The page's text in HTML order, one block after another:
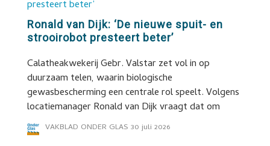
Ronald van Dijk: ‘De nieuwe spuit- en
strooirobot presteert beter’
Calatheakwekerij Gebr. Valstar zet vol in op
duurzaam telen, waarin biologische
gewasbescherming een centrale rol speelt. Volgens
locatiemanager Ronald van Dijk vraagt dat om
VAKBLAD ONDER GLAS 30 juli 2026